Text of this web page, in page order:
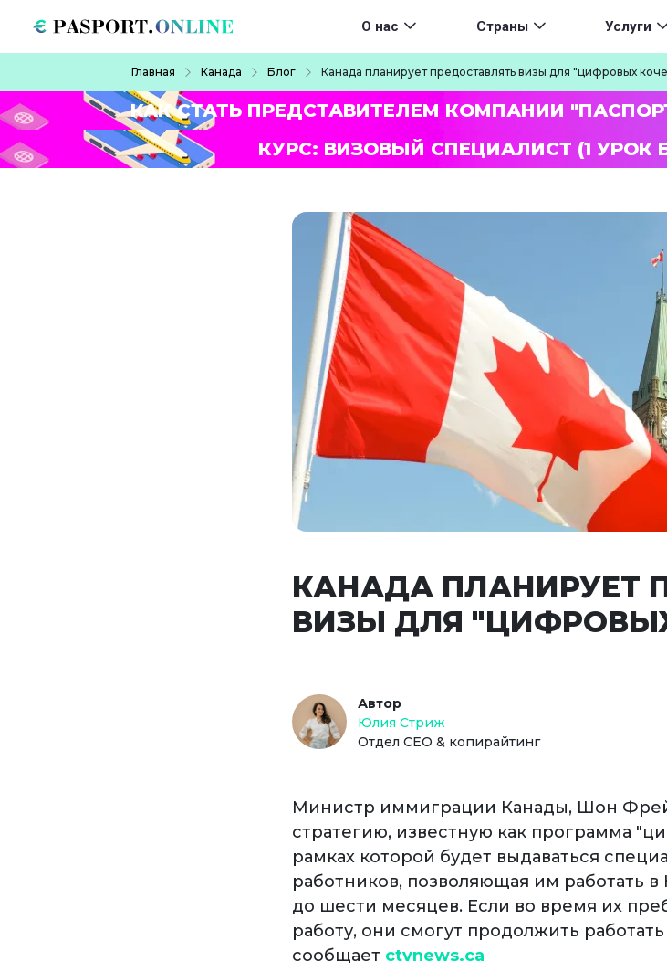
Main navigation
О нас Страны Услуги
Главная Канада Блог Канада планирует предоставлять визы для "цифровых
КАК СТАТЬ ПРЕДСТАВИТЕЛЕМ КОМПАНИИ
КУРС: ВИЗОВЫЙ СПЕЦИАЛИСТ (1 УРОК
КАНАДА ПЛАНИРУЕТ
ВИЗЫ ДЛЯ
Автор
Юлия Стриж
Отдел СЕО & копирайтинг
Министр иммиграции Канады, Шон
стратегию, известную как программа
рамках которой будет выдаваться
работников, позволяющая им работать
до шести месяцев. Если во время их
работу, они смогут продолжить
сообщает ctvnews.ca